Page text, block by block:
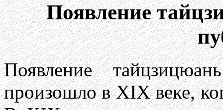
Появление
Появление
произошло в XIX веке,